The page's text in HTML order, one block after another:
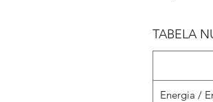
TABELA
Energia /